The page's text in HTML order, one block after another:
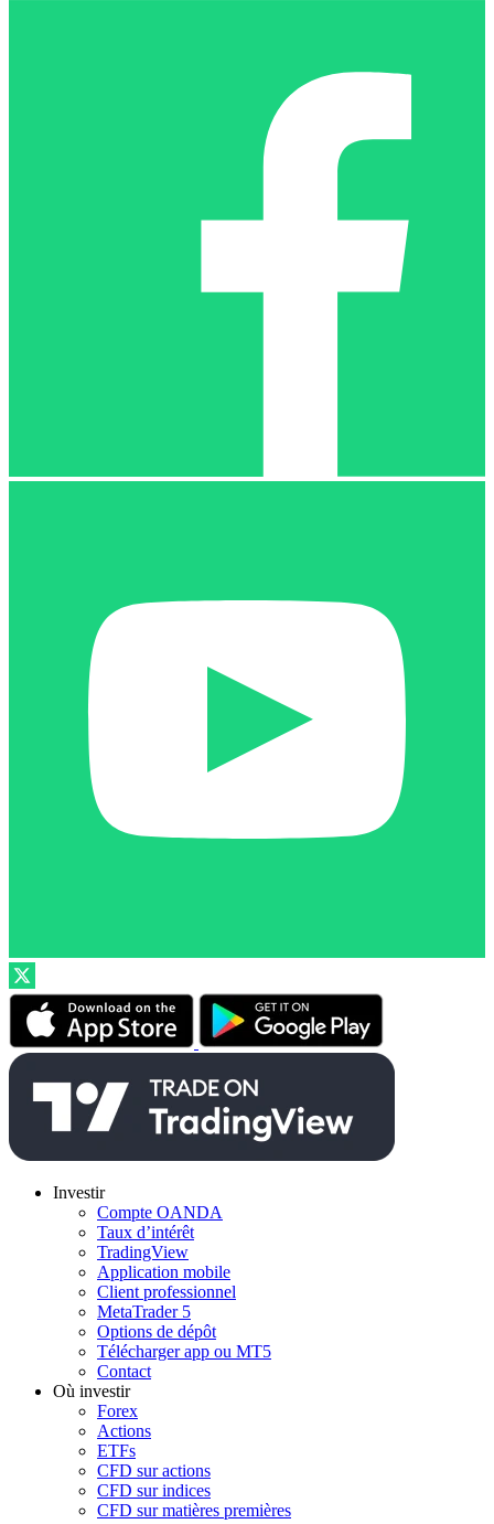
Investir
Compte OANDA
Taux d’intérêt
TradingView
Application mobile
Client professionnel
MetaTrader 5
Options de dépôt
Télécharger app ou MT5
Contact
Où investir
Forex
Actions
ETFs
CFD sur actions
CFD sur indices
CFD sur matières premières